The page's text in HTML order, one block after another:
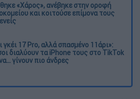
«Χάρος», ανέβηκε στην οροφή
και κοιτούσε επίμονα τους
γκέι 17 Pro, αλλά σπασμένο 11άρι»:
διαλύουν τα iPhone τους στο TikTok
γίνουν πιο άνδρες